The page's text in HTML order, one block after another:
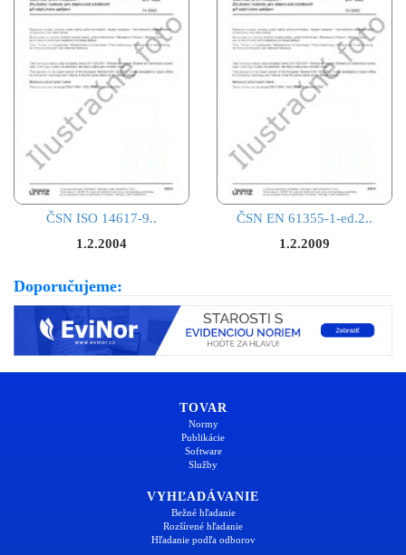
ČSN ISO 14617-9..
1.2.2004
ČSN EN 61355-1-ed.2..
1.2.2009
Doporučujeme:
TOVAR
Normy
Publikácie
Software
Služby
VYHĽADÁVANIE
Bežné hľadanie
Rozšírené hľadanie
Hľadanie podľa odborov